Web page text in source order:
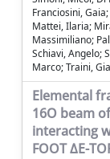
Franciosini,
Mattei, Ilaria;
Massimiliano;
Schiavi, Angelo;
Marco; Traini,
Elemental
16O beam
interacting
FOOT ΔE-